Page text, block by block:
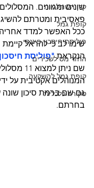
קרן השתלמות
קופת גמל
פוליסת חיסכון פיננסי
החזר מס לשכירים
קופת גמל להשקעה
סקירה כלכלית
שונים ומגוונים.
פאסיבית ומטרתם
ככל האפשר למדד
שימו לב כי להראל
הנקראת "פוליסת
שם ניתן
המנוהלים אקטיבית על
גם שם ברמת סיכון שונה
בחרתם.